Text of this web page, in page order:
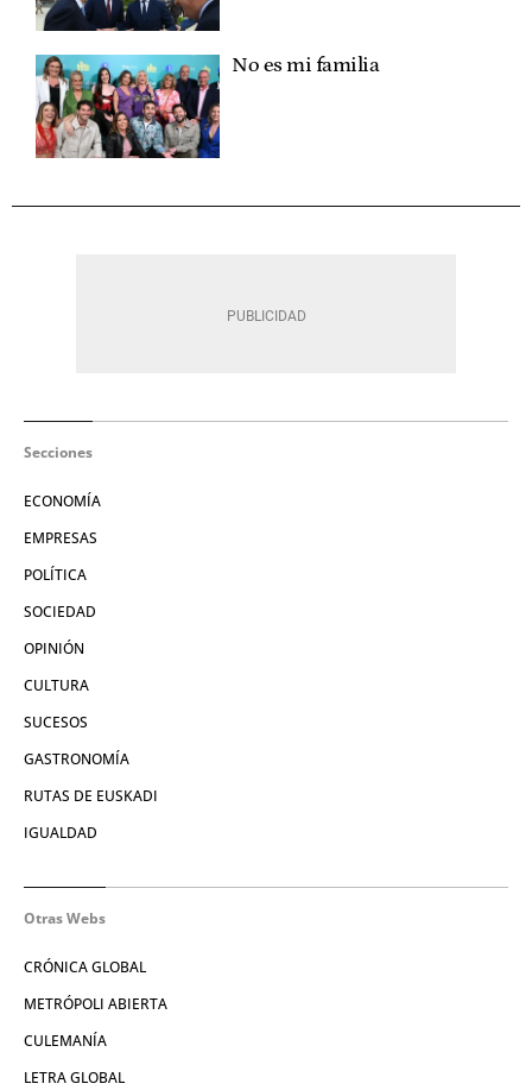
No es mi familia
Secciones
ECONOMÍA
EMPRESAS
POLÍTICA
SOCIEDAD
OPINIÓN
CULTURA
SUCESOS
GASTRONOMÍA
RUTAS DE EUSKADI
IGUALDAD
Otras Webs
CRÓNICA GLOBAL
METRÓPOLI ABIERTA
CULEMANÍA
LETRA GLOBAL